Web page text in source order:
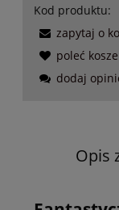
Kod produktu:
zapytaj o
poleć
dodaj
Opis